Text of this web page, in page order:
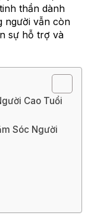
thần dành
người vẫn còn
sự hỗ trợ và
Cao Tuổi
Sóc Người